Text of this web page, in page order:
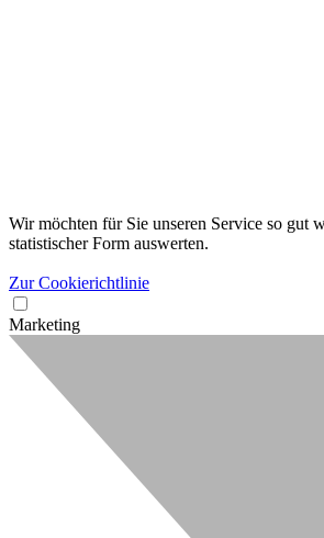
Wir möchten für Sie unseren Service so gut
statistischer Form auswerten.
Zur Cookierichtlinie
Marketing